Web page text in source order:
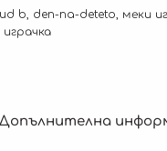
b den-na-deteto меки